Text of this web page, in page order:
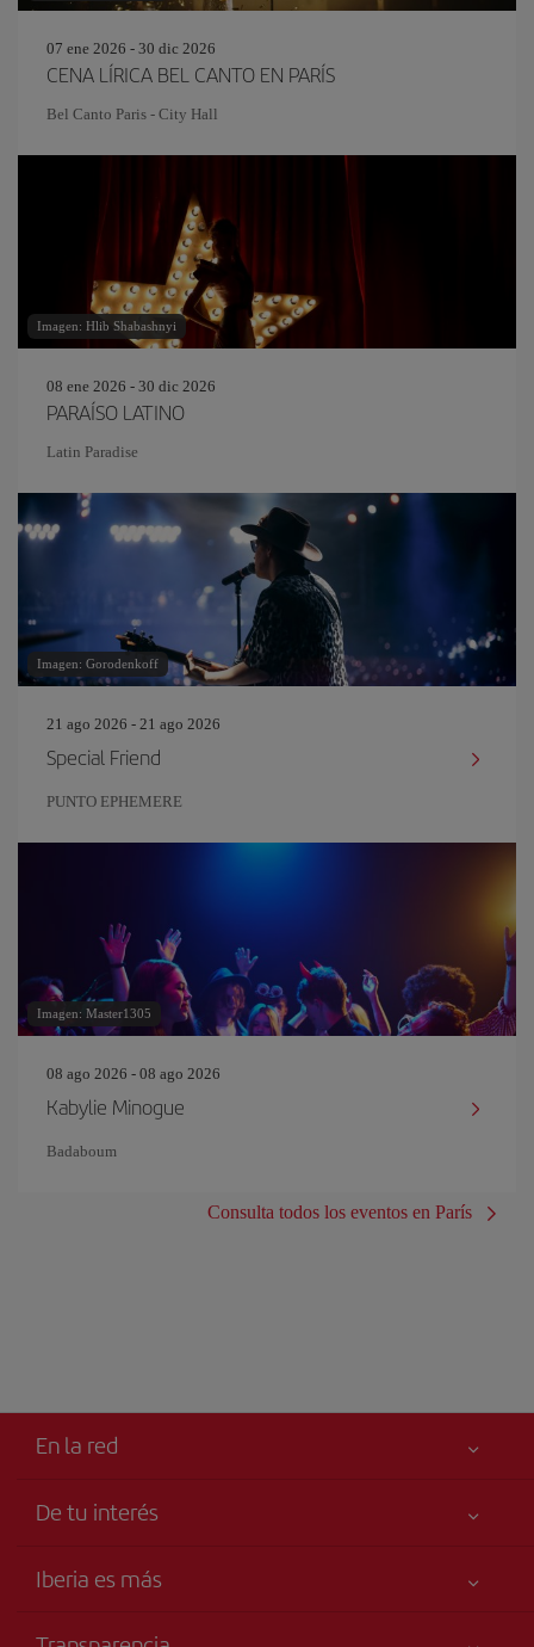
07 ene 2026 - 30 dic 2026
CENA LÍRICA BEL CANTO EN PARÍS
Bel Canto Paris - City Hall
Imagen: Hlib Shabashnyi
08 ene 2026 - 30 dic 2026
PARAÍSO LATINO
Latin Paradise
Imagen: Gorodenkoff
21 ago 2026 - 21 ago 2026
Special Friend
PUNTO EPHEMERE
Imagen: Master1305
08 ago 2026 - 08 ago 2026
Kabylie Minogue
Badaboum
Consulta todos los eventos en París
En la red
De tu interés
Accesibilidad
Iberia es más